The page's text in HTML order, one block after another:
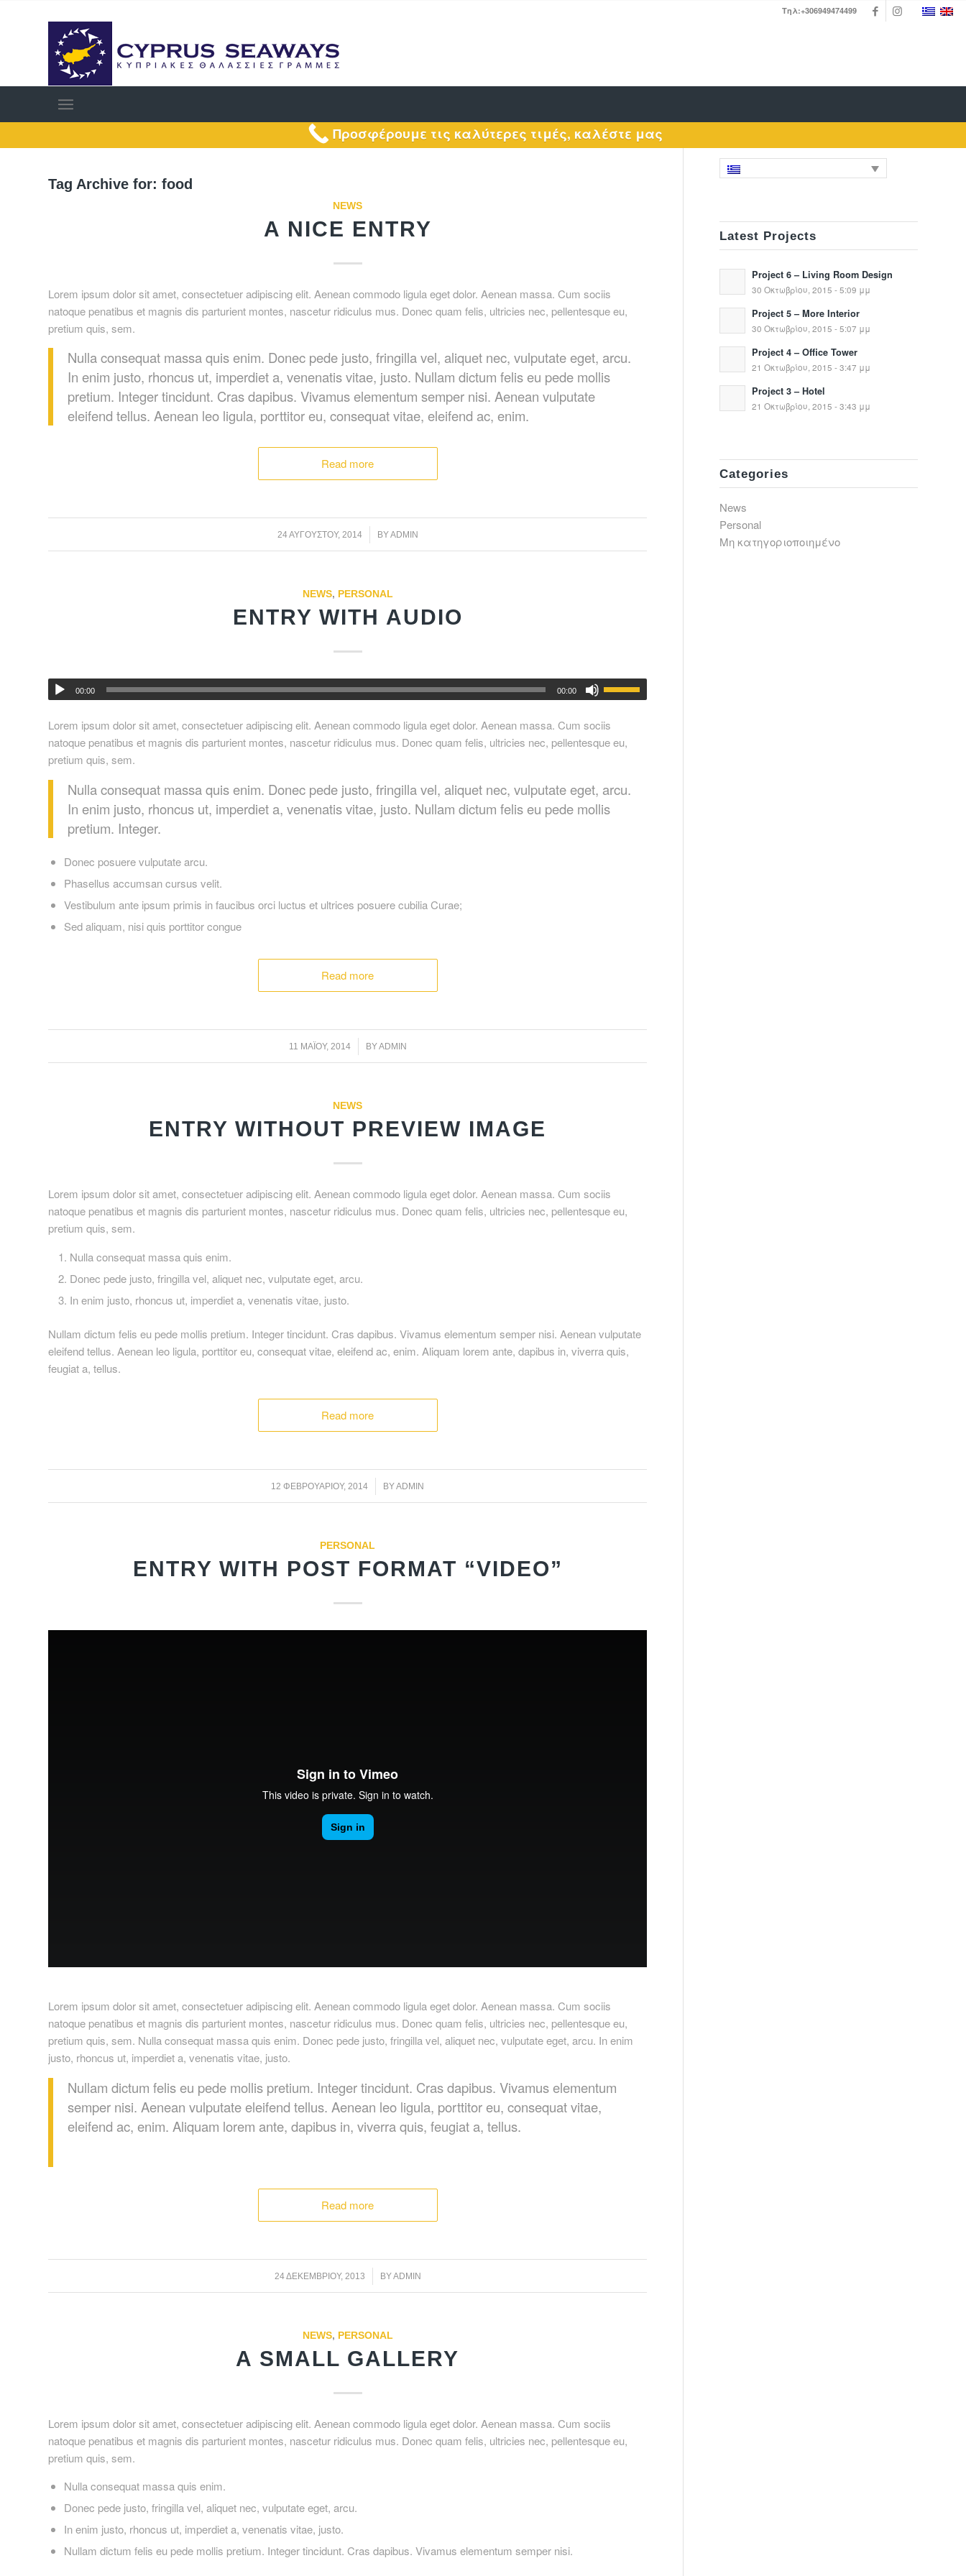
Τηλ:+306949474499
Tag Archive for: food
NEWS
A NICE ENTRY
Lorem ipsum dolor sit amet, consectetuer adipiscing elit. Aenean commodo ligula eget dolor. Aenean massa. Cum sociis
natoque penatibus et magnis dis parturient montes, nascetur ridiculus mus. Donec quam felis, ultricies nec, pellentesque eu,
pretium quis, sem.
Nulla consequat massa quis enim. Donec pede justo, fringilla vel, aliquet nec, vulputate eget, arcu.
In enim justo, rhoncus ut, imperdiet a, venenatis vitae, justo. Nullam dictum felis eu pede mollis
pretium. Integer tincidunt. Cras dapibus. Vivamus elementum semper nisi. Aenean vulputate
eleifend tellus. Aenean leo ligula, porttitor eu, consequat vitae, eleifend ac, enim.
Read more
24 ΑΥΓΟΎΣΤΟΥ, 2014
/ BYADMIN
NEWS, PERSONAL
ENTRY WITH AUDIO
00:00 00:00
Lorem ipsum dolor sit amet, consectetuer adipiscing elit. Aenean commodo ligula eget dolor. Aenean massa. Cum sociis
natoque penatibus et magnis dis parturient montes, nascetur ridiculus mus. Donec quam felis, ultricies nec, pellentesque eu,
pretium quis, sem.
Nulla consequat massa quis enim. Donec pede justo, fringilla vel, aliquet nec, vulputate eget, arcu.
In enim justo, rhoncus ut, imperdiet a, venenatis vitae, justo. Nullam dictum felis eu pede mollis
pretium. Integer.
Donec posuere vulputate arcu.
Phasellus accumsan cursus velit.
Vestibulum ante ipsum primis in faucibus orci luctus et ultrices posuere cubilia Curae;
Sed aliquam, nisi quis porttitor congue
Read more
11 ΜΑΪ́ΟΥ, 2014
/ BYADMIN
NEWS
ENTRY WITHOUT PREVIEW IMAGE
Lorem ipsum dolor sit amet, consectetuer adipiscing elit. Aenean commodo ligula eget dolor. Aenean massa. Cum sociis
natoque penatibus et magnis dis parturient montes, nascetur ridiculus mus. Donec quam felis, ultricies nec, pellentesque eu,
pretium quis, sem.
Nulla consequat massa quis enim.
Donec pede justo, fringilla vel, aliquet nec, vulputate eget, arcu.
In enim justo, rhoncus ut, imperdiet a, venenatis vitae, justo.
Nullam dictum felis eu pede mollis pretium. Integer tincidunt. Cras dapibus. Vivamus elementum semper nisi. Aenean vulputate
eleifend tellus. Aenean leo ligula, porttitor eu, consequat vitae, eleifend ac, enim. Aliquam lorem ante, dapibus in, viverra quis,
feugiat a, tellus.
Read more
12 ΦΕΒΡΟΥΑΡΊΟΥ, 2014
/ BYADMIN
PERSONAL
ENTRY WITH POST FORMAT “VIDEO”
Lorem ipsum dolor sit amet, consectetuer adipiscing elit. Aenean commodo ligula eget dolor. Aenean massa. Cum sociis
natoque penatibus et magnis dis parturient montes, nascetur ridiculus mus. Donec quam felis, ultricies nec, pellentesque eu,
pretium quis, sem. Nulla consequat massa quis enim. Donec pede justo, fringilla vel, aliquet nec, vulputate eget, arcu. In enim
justo, rhoncus ut, imperdiet a, venenatis vitae, justo.
Nullam dictum felis eu pede mollis pretium. Integer tincidunt. Cras dapibus. Vivamus elementum
semper nisi. Aenean vulputate eleifend tellus. Aenean leo ligula, porttitor eu, consequat vitae,
eleifend ac, enim. Aliquam lorem ante, dapibus in, viverra quis, feugiat a, tellus.
Read more
24 ΔΕΚΕΜΒΡΊΟΥ, 2013
/ BYADMIN
NEWS, PERSONAL
A SMALL GALLERY
Lorem ipsum dolor sit amet, consectetuer adipiscing elit. Aenean commodo ligula eget dolor. Aenean massa. Cum sociis
natoque penatibus et magnis dis parturient montes, nascetur ridiculus mus. Donec quam felis, ultricies nec, pellentesque eu,
pretium quis, sem.
Nulla consequat massa quis enim.
Donec pede justo, fringilla vel, aliquet nec, vulputate eget, arcu.
In enim justo, rhoncus ut, imperdiet a, venenatis vitae, justo.
Nullam dictum felis eu pede mollis pretium. Integer tincidunt. Cras dapibus. Vivamus elementum semper nisi.
Latest Projects
Project 6 – Living Room Design
30 Οκτωβρίου, 2015 - 5:09 μμ
Project 5 – More Interior
30 Οκτωβρίου, 2015 - 5:07 μμ
Project 4 – Office Tower
21 Οκτωβρίου, 2015 - 3:47 μμ
Project 3 – Hotel
21 Οκτωβρίου, 2015 - 3:43 μμ
Categories
News
Personal
Μη κατηγοριοποιημένο
Προσφέρουμε τις καλύτερες τιμές, καλέστε μας